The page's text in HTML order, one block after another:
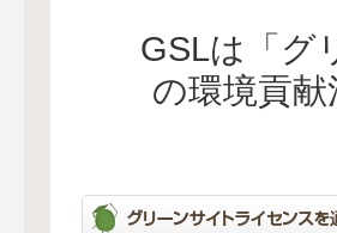
GSLは「グ
の環境貢